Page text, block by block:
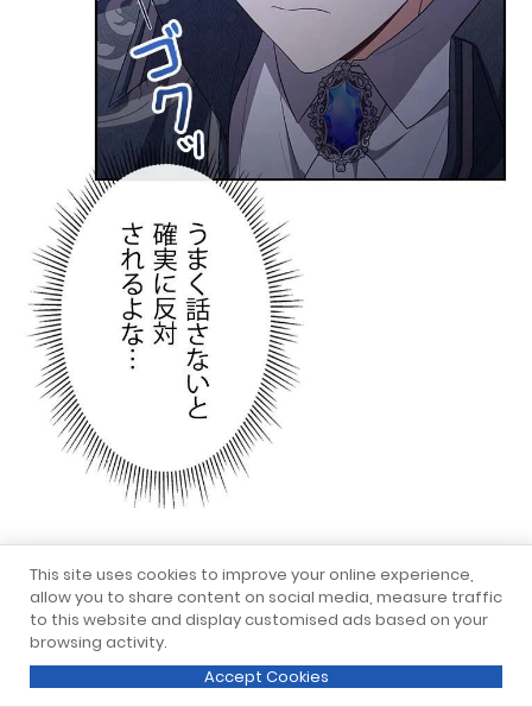
This site uses cookies to improve your online experience,
allow you to share content on social media, measure traffic
to this website and display customised ads based on your
browsing activity.
Accept Cookies